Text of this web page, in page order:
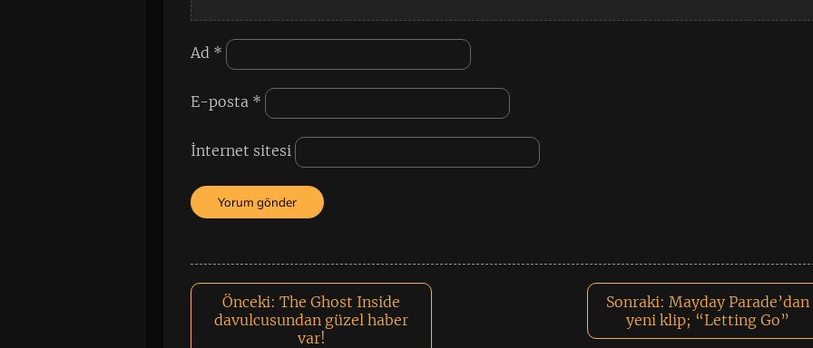
Ad *
E-posta *
İnternet sitesi
Önceki: The Ghost Inside
davulcusundan güzel haber
var!
Sonraki: Mayday Parade’dan
yeni klip; “Letting Go”